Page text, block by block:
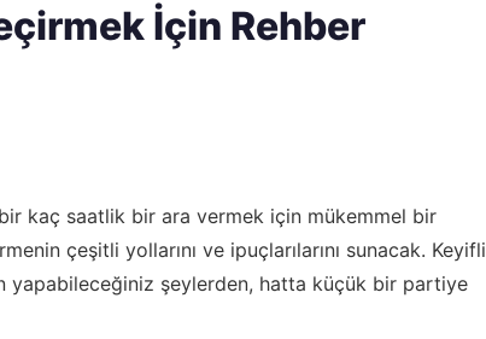
İçin Rehber
kaç saatlik bir ara vermek için mükemmel bir
çeşitli yollarını ve ipuçlarılarını sunacak. Keyifli
şeylerden, hatta küçük bir partiye